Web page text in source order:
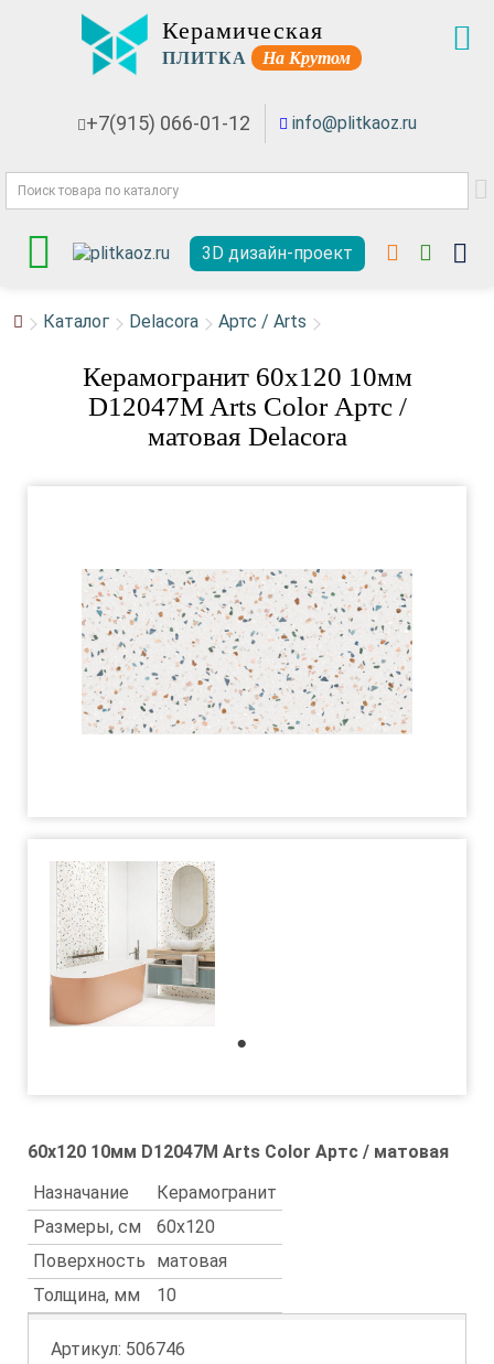
Керамическая
ПЛИТКА На Крутом
+7(915) 066-01-12 info@plitkaoz.ru
3D дизайн-проект
Каталог Delacora Артс / Arts
Керамогранит 60x120 10мм
D12047M Arts Color Артс /
матовая Delacora
60x120 10мм D12047M Arts Color Артс / матовая
Назначание
Керамогранит
Размеры, см
60x120
Поверхность
матовая
Толщина, мм
10
Артикул: 506746